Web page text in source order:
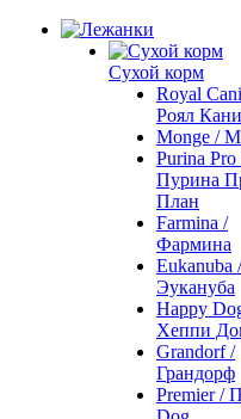
Сухой корм
Royal
Роял
Monge /
Purina Pro
Пурина
План
Farmina /
Фармина
Eukanuba /
Эукануба
Happy
Хеппи
Grandorf /
Грандорф
Premier /